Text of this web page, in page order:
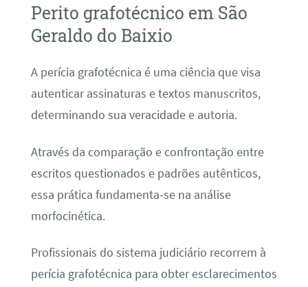
Perito grafotécnico em São
Geraldo do Baixio
A perícia grafotécnica é uma ciência que visa
autenticar assinaturas e textos manuscritos,
determinando sua veracidade e autoria.
Através da comparação e confrontação entre
escritos questionados e padrões autênticos,
essa prática fundamenta-se na análise
morfocinética.
Profissionais do sistema judiciário recorrem à
perícia grafotécnica para obter esclarecimentos